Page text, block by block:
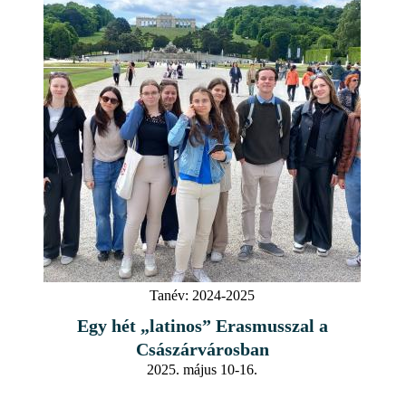
Tanév: 2024-2025
Egy hét „latinos” Erasmusszal a
Császárvárosban
2025. május 10-16.